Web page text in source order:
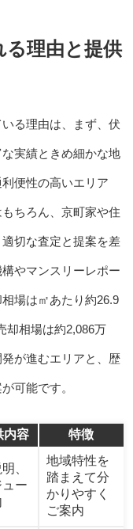
る理由と提供
る理由は、まず、伏
実績ときめ細かな地
便性の高いエリア
ちろん、京町家や住
切な査定と提案を差
やマンスリーレポー
場は㎡あたり約26.9
却相場は約2,086万
が進むエリアと、歴
可能です。
内容 特徴
、
ー
地域特性を
踏まえて分
かりやすく
ご案内